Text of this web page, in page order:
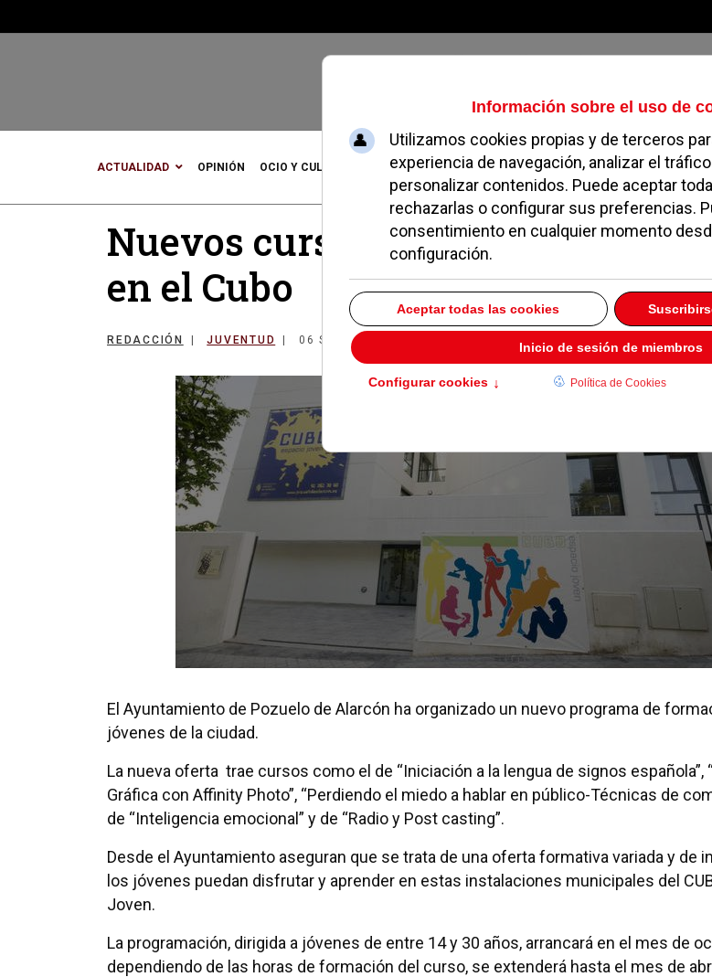
Sábado, 08 de agosto de 2026
ACTUALIDAD OPINIÓN OCIO Y CULTURA DEPORTES MADRID NOROESTE SOCIEDAD
Nuevos cursos para jóvenes de
en el Cubo
REDACCIÓN JUVENTUD 06 SEPTIEMBRE 2019
El Ayuntamiento de Pozuelo de Alarcón ha organizado un nuevo programa de
jóvenes de la ciudad.
La nueva oferta trae cursos como el de “Iniciación a la lengua de signos española”,
Gráfica con Affinity Photo”, “Perdiendo el miedo a hablar en público-Técnicas de
de “Inteligencia emocional” y de “Radio y Post casting”.
Desde el Ayuntamiento aseguran que se trata de una oferta formativa variada y de
los jóvenes puedan disfrutar y aprender en estas instalaciones municipales del
Joven.
La programación, dirigida a jóvenes de entre 14 y 30 años, arrancará en el mes de
dependiendo de las horas de formación del curso, se extenderá hasta el mes de